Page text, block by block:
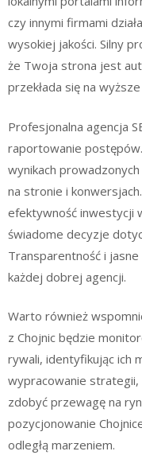
czy innymi firmami
wysokiej jakości. Silny
że Twoja strona jest
przekłada się na
Profesjonalna agencja
raportowanie
wynikach
na stronie i
efektywność inwestycji
świadome decyzje
Transparentność i
każdej dobrej agencji.
Warto również
z Chojnic będzie
rywali, identyfikując ich
wypracowanie strategii,
zdobyć przewagę na
pozycjonowanie
odległą marzeniem.